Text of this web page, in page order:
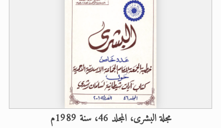
مجلة البشرى، المجلد 46، سنة 1989م